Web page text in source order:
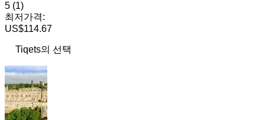
5 (1)
최저가격:
US$114.67
Tiqets의 선택